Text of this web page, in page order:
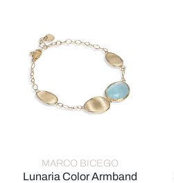
MARCO BICEGO
Lunaria Color Armband